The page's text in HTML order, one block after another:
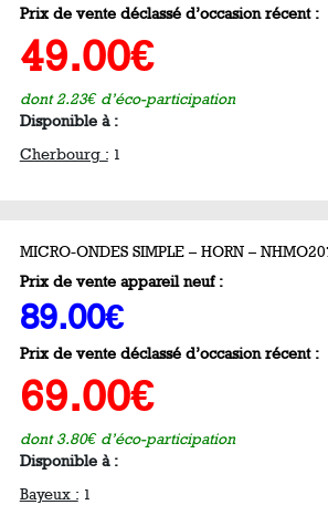
Prix de vente déclassé d’occasion récent :
49.00€
dont 2.23€ d’éco-participation
Disponible à :
Cherbourg :1
MICRO-ONDES SIMPLE – HORN –
Prix de vente appareil neuf :
89.00€
Prix de vente déclassé d’occasion récent :
69.00€
dont 3.80€ d’éco-participation
Disponible à :
Bayeux :1